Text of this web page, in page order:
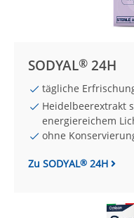
SODYAL® 24H
tägliche
Heidelbeerextrakt
energiereichem
ohne
Zu SODYAL® 24H